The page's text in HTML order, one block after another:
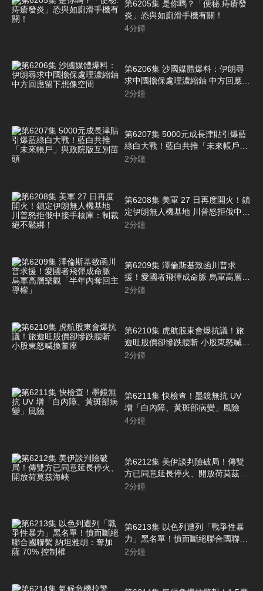
第6205集 是你嗎？「便秘.痔瘡發
炎」恐與如廁滑手機有關！
4分鐘
第6206集 沙國媒體爆料：伊朗尋
求中國擔保處理濃縮鈾 中方回應留
下想像空間
2分鐘
第6207集 5000元成長津貼引爆藍
綠白大戰！藍白共推「未來帳戶」
與政院版互別苗頭
2分鐘
第6208集 美軍 27 日再度開火！鎖
定伊朗無人機基地 川普怒拒俄中接
手核庫：制裁絕不鬆綁！
2分鐘
第6209集 澤倫斯基致函川普求
援！愛國者飛彈成命脈 烏軍高層樂
觀「半年內奪回主導權」
2分鐘
第6210集 虎航股東會爆抗議！旅
遊旺股價卻慘跌腰斬 小股東怒喊換
董座
2分鐘
第6211集 快檢查！墨鏡無抗 UV
增「白內障、黃斑部病變」風險
4分鐘
第6212集 美伊談判險破局！傳雙
方已同意延長停火、開放荷莫茲海
峽
2分鐘
第6213集 以色列遭列「戰爭性暴
力」黑名單！憤而斷絕聯合國聯繫
納坦雅胡：奪加薩 70% 控制權
2分鐘